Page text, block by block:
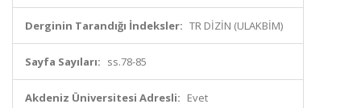
Derginin Tarandığı İndeksler: TR DİZİN (ULAKBİM)
Sayfa Sayıları: ss.78-85
Akdeniz Üniversitesi Adresli: Evet